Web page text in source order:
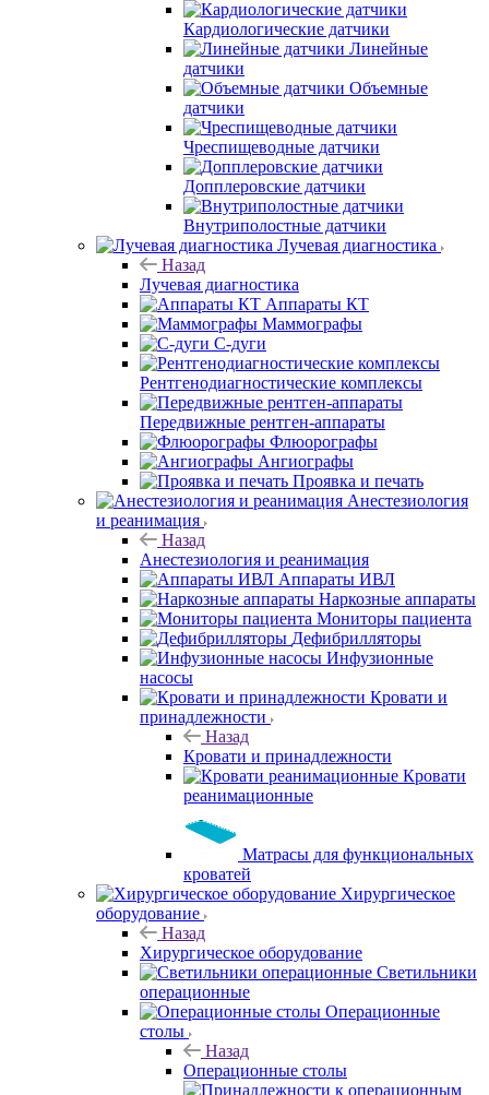
Кардиологические датчики
Линейные
датчики
Объемные
датчики
Чреспищеводные датчики
Допплеровские датчики
Внутриполостные датчики
Лучевая диагностика
Назад
Лучевая диагностика
Аппараты КТ
Маммографы
С-дуги
Рентгенодиагностические комплексы
Передвижные рентген-аппараты
Флюорографы
Ангиографы
Проявка и печать
Анестезиология
и реанимация
Назад
Анестезиология и реанимация
Аппараты ИВЛ
Наркозные аппараты
Мониторы пациента
Дефибрилляторы
Инфузионные
насосы
Кровати и
принадлежности
Назад
Кровати и принадлежности
Кровати
реанимационные
Матрасы для функциональных
кроватей
Хирургическое
оборудование
Назад
Хирургическое оборудование
Светильники
операционные
Операционные
столы
Назад
Операционные столы